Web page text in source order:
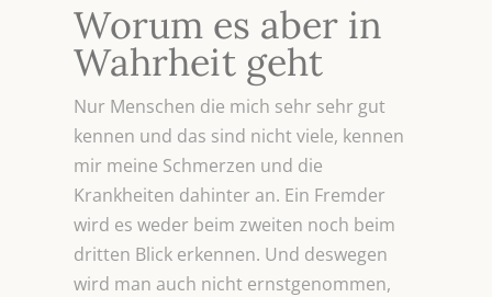
Worum es aber in
Wahrheit geht
Nur Menschen die mich sehr sehr gut
kennen und das sind nicht viele, kennen
mir meine Schmerzen und die
Krankheiten dahinter an. Ein Fremder
wird es weder beim zweiten noch beim
dritten Blick erkennen. Und deswegen
wird man auch nicht ernstgenommen,